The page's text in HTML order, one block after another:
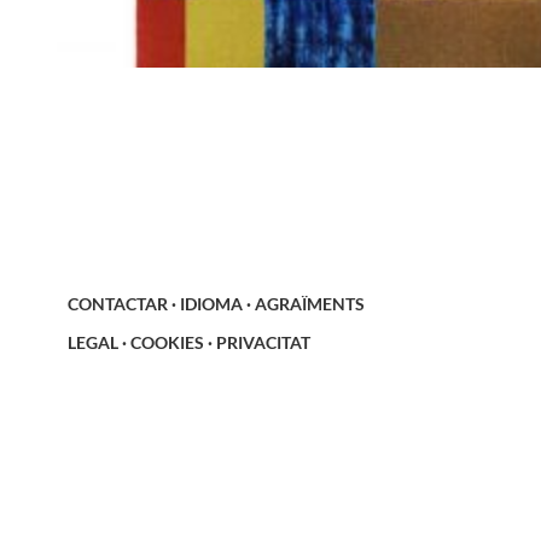
CONTACTAR · IDIOMA·AGRAÏMENTS
LEGAL·COOKIES · PRIVACITAT